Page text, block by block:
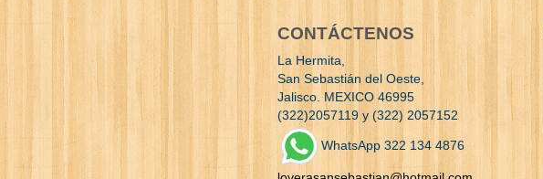
CONTÁCTENOS
La Hermita,
San Sebastián del Oeste,
Jalisco. MEXICO 46995
(322)2057119 y (322) 2057152
WhatsApp 322 134 4876